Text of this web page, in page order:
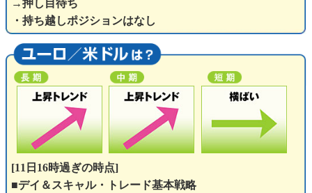
→押し目待ち
・持ち越しポジションはなし
[11日16時過ぎの時点]
■デイ＆スキャル・トレード基本戦略